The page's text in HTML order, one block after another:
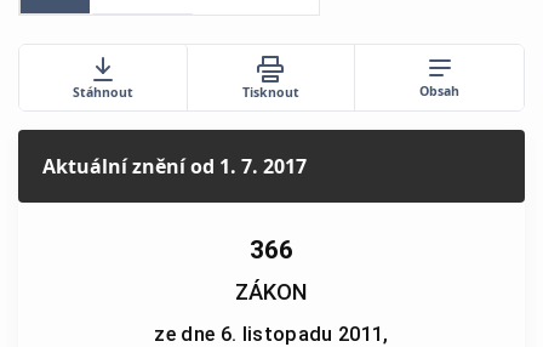
Stáhnout Tisknout Obsah
Aktuální zněníod 1. 7. 2017
366
ZÁKON
ze dne 6. listopadu 2011,